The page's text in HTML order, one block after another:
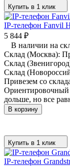
Купить в 1 клик
IP-телефон Fanvil
5 844 ₽
В наличии на
Склад (Москва):
Склад
Склад
Привезем со
дольше, но все
В корзину
Купить в 1 клик
IP-телефон